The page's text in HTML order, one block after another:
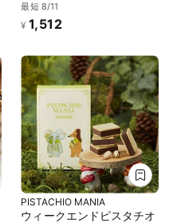
の夏-（4粒入）お中元
2026
最短 8/11
¥ 1,512
PISTACHIO MANIA
ウィークエンドピスタチオ